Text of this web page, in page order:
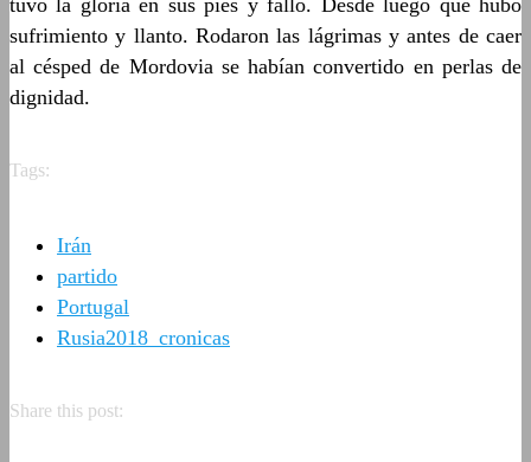
tuvo la gloria en sus pies y falló. Desde luego que hubo
sufrimiento y llanto. Rodaron las lágrimas y antes de caer
al césped de Mordovia se habían convertido en perlas de
dignidad.
Tags:
Irán
partido
Portugal
Rusia2018_cronicas
Share this post: